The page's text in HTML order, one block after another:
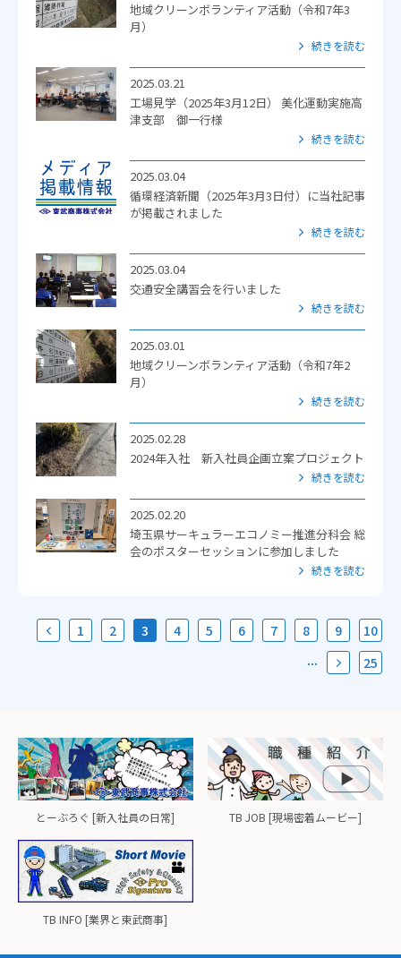
地域クリーンボランティア活動（令和7年3
月）
続きを読む
2025.03.21
工場見学（2025年3月12日） 美化運動実施高
津支部 御一行様
続きを読む
2025.03.04
循環経済新聞（2025年3月3日付）に当社記事
が掲載されました
続きを読む
2025.03.04
交通安全講習会を行いました
続きを読む
2025.03.01
地域クリーンボランティア活動（令和7年2
月）
続きを読む
2025.02.28
2024年入社 新入社員企画立案プロジェクト
続きを読む
2025.02.20
埼玉県サーキュラーエコノミー推進分科会 総
会のポスターセッションに参加しました
続きを読む
1 2 3 4 5 6 7 8 9 10
... 25
とーぶろぐ [新入社員の日常] TB JOB [現場密着ムービー]
TB INFO [業界と東武商事]